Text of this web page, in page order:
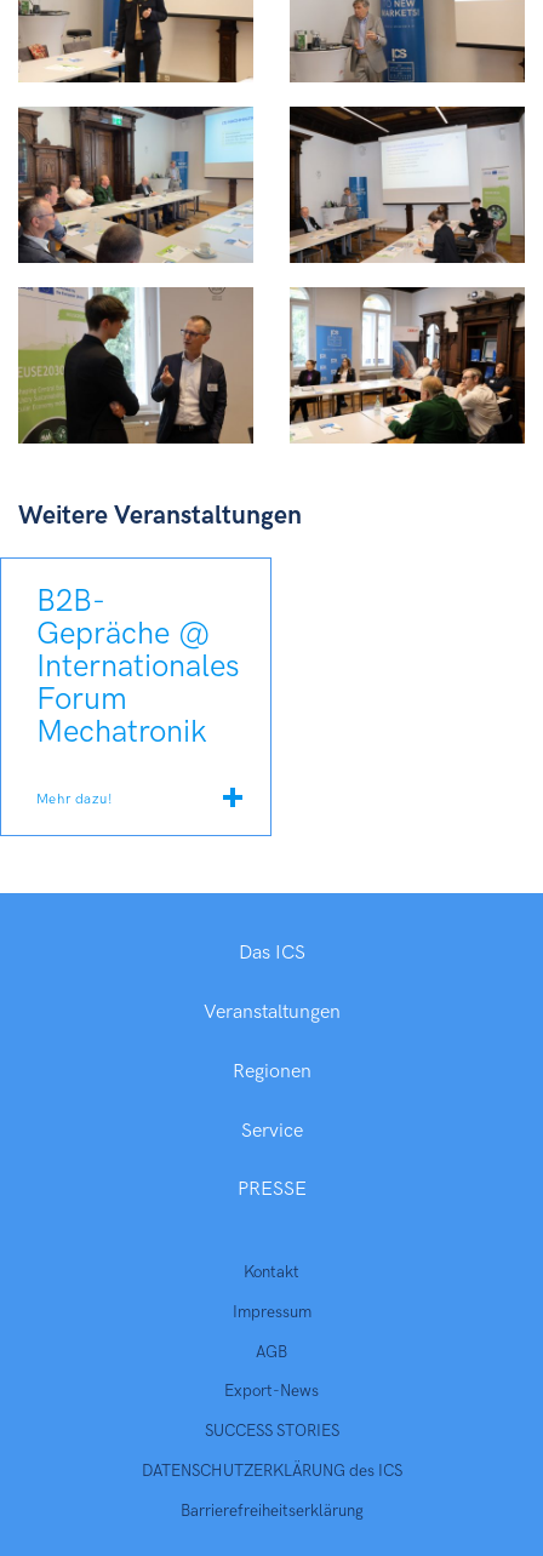
Weitere Veranstaltungen
B2B-
Gepräche @
Internationales
Forum
Mechatronik
Mehr dazu!
Das ICS
Veranstaltungen
Regionen
Service
PRESSE
Kontakt
Impressum
AGB
Export-News
SUCCESS STORIES
DATENSCHUTZERKLÄRUNG des ICS
Barrierefreiheitserklärung